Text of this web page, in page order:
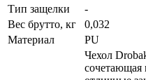
Тип защелки
-
Вес брутто, кг
0,032
Материал
PU
Чехол
сочетающая